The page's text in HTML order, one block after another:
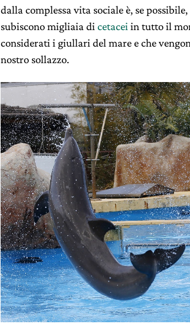
dalla complessa vita sociale è, se
subiscono migliaia di cetacei in tutto il
considerati i giullari del mare e che
nostro sollazzo.